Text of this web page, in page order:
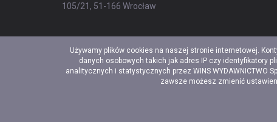
105/21, 51-166 Wrocław
Używamy plików cookies na naszej stronie internetowej.
danych osobowych takich jak adres IP czy identyfikatory
analitycznych i statystycznych przez WINS WYDAWNICTWO
zawsze możesz zmienić